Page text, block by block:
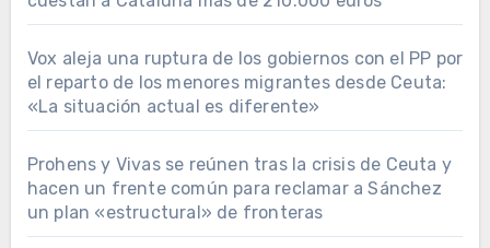
Vox aleja una ruptura de los gobiernos con el PP por
el reparto de los menores migrantes desde Ceuta:
«La situación actual es diferente»
Prohens y Vivas se reúnen tras la crisis de Ceuta y
hacen un frente común para reclamar a Sánchez
un plan «estructural» de fronteras